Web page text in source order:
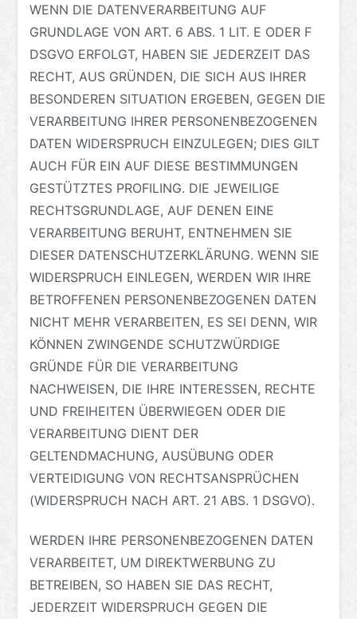
WENN DIE DATENVERARBEITUNG AUF
GRUNDLAGE VON ART. 6 ABS. 1 LIT. E ODER F
DSGVO ERFOLGT, HABEN SIE JEDERZEIT DAS
RECHT, AUS GRÜNDEN, DIE SICH AUS IHRER
BESONDEREN SITUATION ERGEBEN, GEGEN DIE
VERARBEITUNG IHRER PERSONENBEZOGENEN
DATEN WIDERSPRUCH EINZULEGEN; DIES GILT
AUCH FÜR EIN AUF DIESE BESTIMMUNGEN
GESTÜTZTES PROFILING. DIE JEWEILIGE
RECHTSGRUNDLAGE, AUF DENEN EINE
VERARBEITUNG BERUHT, ENTNEHMEN SIE
DIESER DATENSCHUTZERKLÄRUNG. WENN SIE
WIDERSPRUCH EINLEGEN, WERDEN WIR IHRE
BETROFFENEN PERSONENBEZOGENEN DATEN
NICHT MEHR VERARBEITEN, ES SEI DENN, WIR
KÖNNEN ZWINGENDE SCHUTZWÜRDIGE
GRÜNDE FÜR DIE VERARBEITUNG
NACHWEISEN, DIE IHRE INTERESSEN, RECHTE
UND FREIHEITEN ÜBERWIEGEN ODER DIE
VERARBEITUNG DIENT DER
GELTENDMACHUNG, AUSÜBUNG ODER
VERTEIDIGUNG VON RECHTSANSPRÜCHEN
(WIDERSPRUCH NACH ART. 21 ABS. 1 DSGVO).
WERDEN IHRE PERSONENBEZOGENEN DATEN
VERARBEITET, UM DIREKTWERBUNG ZU
BETREIBEN, SO HABEN SIE DAS RECHT,
JEDERZEIT WIDERSPRUCH GEGEN DIE